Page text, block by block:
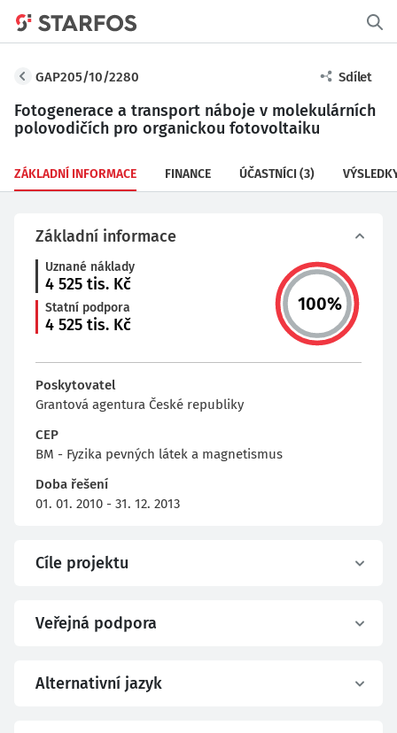
GAP205/10/2280 Sdílet
Fotogenerace a transport náboje v molekulárních
polovodičích pro organickou fotovoltaiku
ZÁKLADNÍ INFORMACE FINANCE ÚČASTNÍCI (3)
Základní informace
Uznané náklady
4 525 tis. Kč
Statní podpora
4 525 tis. Kč
100%
Poskytovatel
Grantová agentura České republiky
CEP
BM - Fyzika pevných látek a magnetismus
Doba řešení
01. 01. 2010 - 31. 12. 2013
Cíle projektu
Veřejná podpora
Alternativní jazyk